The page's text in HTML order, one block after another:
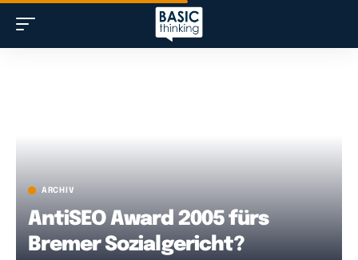
ARCHIV
AntiSEO Award 2005 fürs
Bremer Sozialgericht?